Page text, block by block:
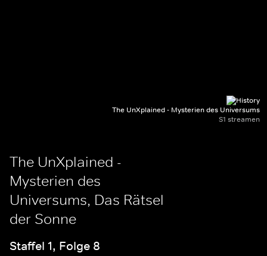
The UnXplained - Mysterien des Universums
S1 streamen
The UnXplained -
Mysterien des
Universums, Das Rätsel
der Sonne
Staffel 1, Folge 8